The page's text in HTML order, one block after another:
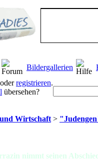
Bildergallerien
oderregistrieren.
übersehen?
Wirtschaft >
nimmt seinen